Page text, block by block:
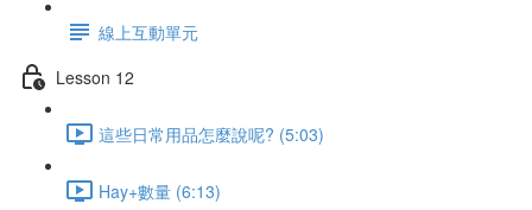
線上互動單元
Lesson 12
這些日常用品怎麼說呢? (5:03)
Hay+數量 (6:13)